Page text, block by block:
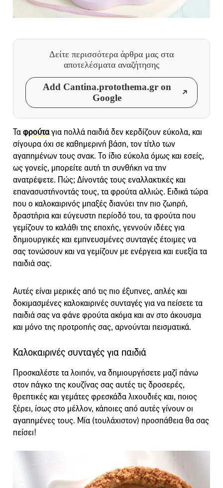
Δείτε περισσότερα άρθρα μας στα
αποτελέσματα αναζήτησης
Add Cantina.protothema.gr on
Google
Ταφρούταγια πολλά παιδιά δεν κερδίζουν εύκολα, και
σίγουρα όχι σε καθημερινή βάση, τον τίτλο των
αγαπημένων τους σνακ. Το ίδιο εύκολα όμως και εσείς,
ως γονείς, μπορείτε αυτή τη συνθήκη να την
ανατρέψετε. Πώς; Δίνοντάς τους εναλλακτικές και
επανασυστήνοντάς τους, τα φρούτα αλλιώς. Ειδικά τώρα
που ο καλοκαιρινός μπαξές διανύει την πιο ζωηρή,
δραστήρια και εύγευστη περίοδό του, τα φρούτα που
γεμίζουν το καλάθι της εποχής, γεννούν ιδέες για
δημιουργικές και εμπνευσμένες συνταγές έτοιμες να
σας τονώσουν και να γεμίζουν με ενέργεια και ευεξία τα
παιδιά σας.
Αυτές είναι μερικές από τις πιο έξυπνες, απλές και
δοκιμασμένες καλοκαιρινές συνταγές για να πείσετε τα
παιδιά σας να φάνε φρούτα ακόμα και αν στο άκουσμα
και μόνο της προτροπής σας, αρνούνται πεισματικά.
Καλοκαιρινές συνταγές για παιδιά
Προσκαλέστε τα λοιπόν, να δημιουργήσετε μαζί πάνω
στον πάγκο της κουζίνας σας αυτές τις δροσερές,
θρεπτικές και γεμάτες φρεσκάδα λιχουδιές και, ποιος
ξέρει, ίσως στο μέλλον, κάποιες από αυτές γίνουν οι
αγαπημένες τους. Μία (τουλάχιστον) προσπάθεια θα σας
πείσει!